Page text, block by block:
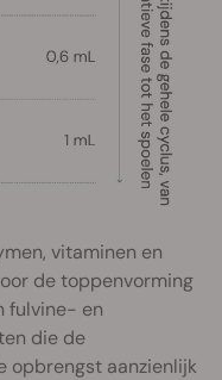
vitaminen en
de toppenvorming
fulvine- en
die de
opbrengst aanzienlijk